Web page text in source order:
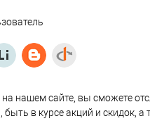
на нашем сайте, вы сможете
быть в курсе акций и скидок, а